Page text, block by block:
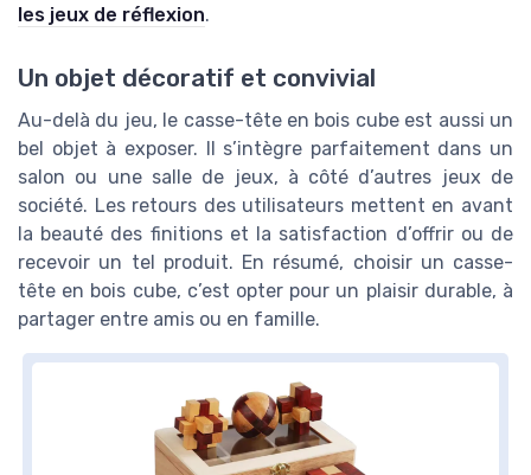
les jeux de réflexion.
Un objet décoratif et convivial
Au-delà du jeu, le casse-tête en bois cube est aussi un
bel objet à exposer. Il s’intègre parfaitement dans un
salon ou une salle de jeux, à côté d’autres jeux de
société. Les retours des utilisateurs mettent en avant
la beauté des finitions et la satisfaction d’offrir ou de
recevoir un tel produit. En résumé, choisir un casse-
tête en bois cube, c’est opter pour un plaisir durable, à
partager entre amis ou en famille.